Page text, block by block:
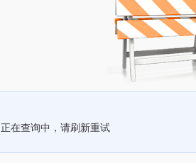
正在查询中，请刷新重试